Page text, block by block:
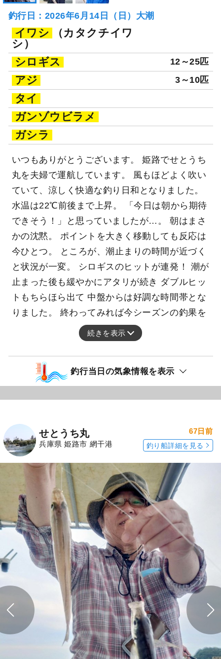
釣行日：2026年6月14日（日）大潮
イワシ
（カタクチイワ
シ）
シロギス
12～25匹
アジ 3～10匹
タイ
ガンゾウビラメ
ガシラ
いつもありがとうございます。 姫路でせとうち
丸を夫婦で運航しています。 風もほどよく吹い
ていて、涼しく快適な釣り日和となりました。
水温は22℃前後まで上昇。 「今日は朝から期待
できそう！」と思っていましたが…。 朝はまさ
かの沈黙。 ポイントを大きく移動しても反応は
今ひとつ。 ところが、潮止まりの時間が近づく
と状況が一変。 シロギスのヒットが連発！ 潮が
止まった後も緩やかにアタリが続き ダブルヒッ
トもちらほら出て 中盤からは好調な時間帯とな
りました。 終わってみれば今シーズンの釣果を
続きを表示
釣行当日の気象情報を表示
せとうち丸
兵庫県 姫路市 網干港
67日前
釣り船詳細を見る